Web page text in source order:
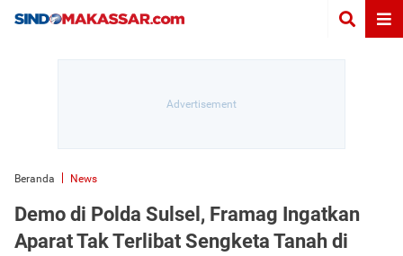
Beranda News
Demo di Polda Sulsel, Framag Ingatkan
Aparat Tak Terlibat Sengketa Tanah di